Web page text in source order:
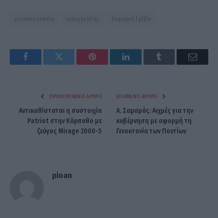
γυναικοκτονία εισαγγελέας Κυριακή Γρίβα
FacebookTwitter Pinterest LinkedInTumblr Email
ΠΡΟΗΓΟΎΜΕΝΟ ΆΡΘΡΟ
Αντικαθίσταται η συστοιχία
Patriot στην Κάρπαθο με
ζεύγος Mirage 2000-5
ΕΠΌΜΕΝΟ ΆΡΘΡΟ
Α. Σαμαράς: Αιχμές για την
κυβέρνηση με αφορμή τη
Γενοκτονία των Ποντίων
pioan